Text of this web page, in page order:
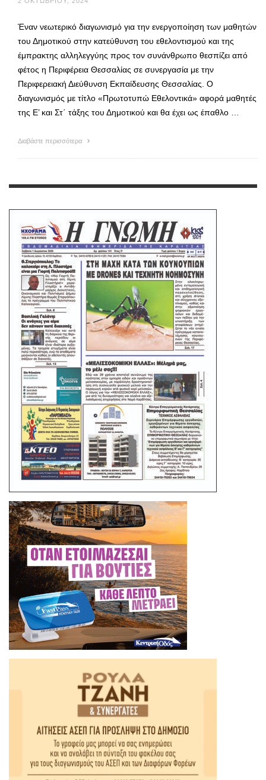
Έναν νεωτερικό διαγωνισμό για την ενεργοποίηση των μαθητών
του Δημοτικού στην κατεύθυνση του εθελοντισμού και της
έμπρακτης αλληλεγγύης προς τον συνάνθρωπο θεσπίζει από
φέτος η Περιφέρεια Θεσσαλίας σε συνεργασία με την
Περιφερειακή Διεύθυνση Εκπαίδευσης Θεσσαλίας. Ο
διαγωνισμός με τίτλο «Πρωτοτυπώ Εθελοντικά» αφορά μαθητές
της Ε’ και Στ΄ τάξης του Δημοτικού και θα έχει ως έπαθλο …
Διαβάστε περισσότερα